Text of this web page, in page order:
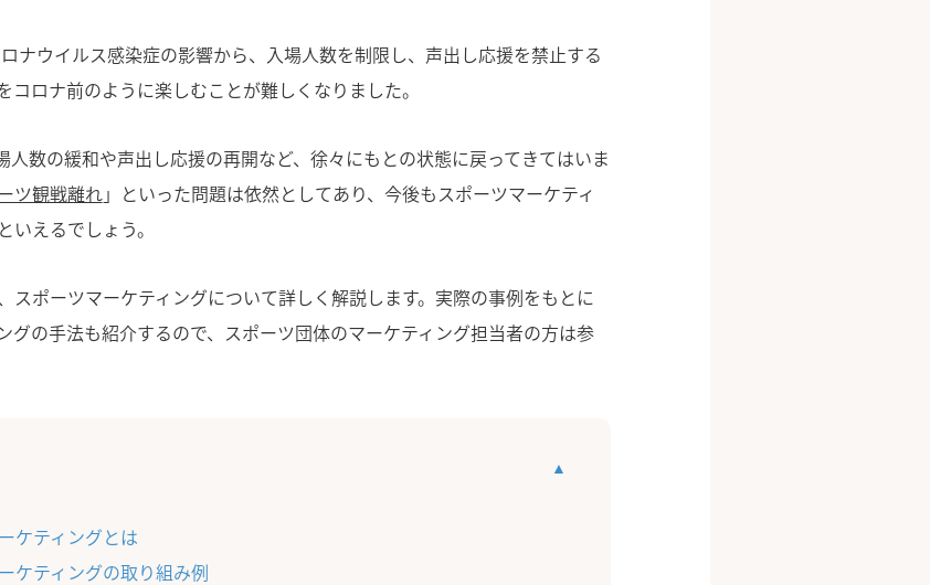
ナウイルス感染症の影響から、入場人数を制限し、声出し応援を禁止する
コロナ前のように楽しむことが難しくなりました。
人数の緩和や声出し応援の再開など、徐々にもとの状態に戻ってきてはいま
ツ観戦離れ」といった問題は依然としてあり、今後もスポーツマーケティ
いえるでしょう。
スポーツマーケティングについて詳しく解説します。実際の事例をもとに
グの手法も紹介するので、スポーツ団体のマーケティング担当者の方は参
ケティングとは
ケティングの取り組み例